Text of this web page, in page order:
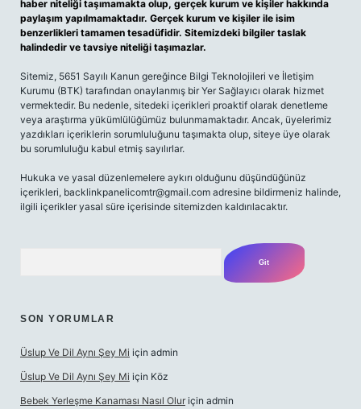
haber niteliği taşımamakta olup, gerçek kurum ve kişiler hakkında
paylaşım yapılmamaktadır. Gerçek kurum ve kişiler ile isim
benzerlikleri tamamen tesadüfidir. Sitemizdeki bilgiler taslak
halindedir ve tavsiye niteliği taşımazlar.
Sitemiz, 5651 Sayılı Kanun gereğince Bilgi Teknolojileri ve İletişim
Kurumu (BTK) tarafından onaylanmış bir Yer Sağlayıcı olarak hizmet
vermektedir. Bu nedenle, sitedeki içerikleri proaktif olarak denetleme
veya araştırma yükümlülüğümüz bulunmamaktadır. Ancak, üyelerimiz
yazdıkları içeriklerin sorumluluğunu taşımakta olup, siteye üye olarak
bu sorumluluğu kabul etmiş sayılırlar.
Hukuka ve yasal düzenlemelere aykırı olduğunu düşündüğünüz
içerikleri, backlinkpanelicomtr@gmail.com adresine bildirmeniz halinde,
ilgili içerikler yasal süre içerisinde sitemizden kaldırılacaktır.
SON YORUMLAR
Üslup Ve Dil Aynı Şey Mi için admin
Üslup Ve Dil Aynı Şey Mi için Köz
Bebek Yerleşme Kanaması Nasıl Olur için admin